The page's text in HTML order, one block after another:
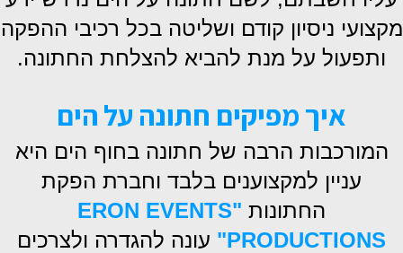
מקצועי ניסיון קודם ושליטה בכל רכיבי ההפקה
ותפעול על מנת להביא להצלחת החתונה.
איך מפיקים חתונה על הים
המורכבות הרבה של חתונה בחוף הים היא
עניין למקצוענים בלבד וחברת הפקת
החתונות "ERON
EVENTS
PRODUCTIONS"
עונה להגדרה ולצרכים